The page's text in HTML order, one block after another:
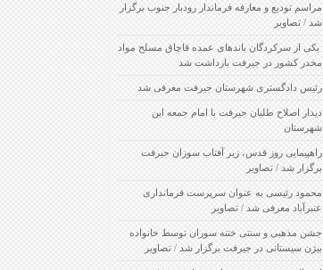
مراسم تودیع و معارفه فرماندار رودبار جنوب برگزار
شد / تصاویر
‍ یکی از سرکردگان باندهای عمده قاچاق مسلح مواد
مخدر کشور در جیرفت بازداشت شد
رئیس دادگستری شهرستان جیرفت معرفی شد
دیدار اصلاح طلبان جیرفت با امام جمعه این
شهرستان
راهپیمایی روز قدس، زیر آفتاب سوزان جیرفت
برگزار شد / تصاویر
محمود رئیسی به عنوان سرپرست فرمانداری
عنبرآباد معرفی شد / تصاویر
جشن مذهبی و سنتی ختنه سوران توسط خانواده
بیژن سیستانی در جیرفت برگزار شد / تصاویر